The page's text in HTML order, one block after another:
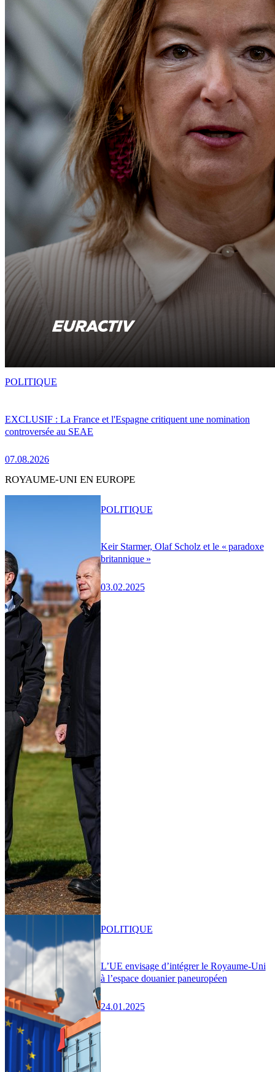
EXCLUSIF : La France et l'Espagne critiquent une nomination
controversée au SEAE
07.08.2026
POLITIQUE
ROYAUME-UNI EN EUROPE
Keir Starmer, Olaf Scholz et le « paradoxe
britannique »
03.02.2025
POLITIQUE
L’UE envisage d’intégrer le Royaume-Uni
à l’espace douanier paneuropéen
24.01.2025
POLITIQUE